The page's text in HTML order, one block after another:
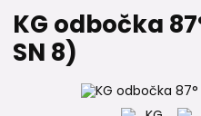
KG odbočka
SN 8)